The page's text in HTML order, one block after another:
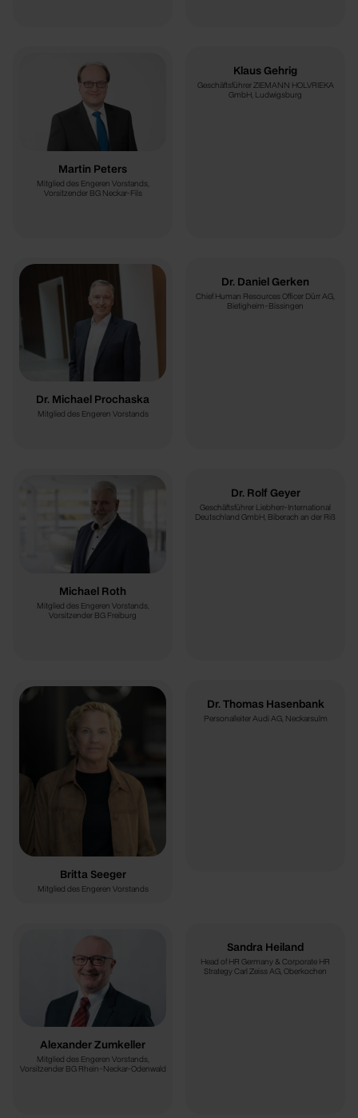
Martin Peters
Mitglied des Engeren Vorstands,
Vorsitzender BG Neckar-Fils
Klaus Gehrig
Geschäftsführer ZIEMANN HOLVRIEKA
GmbH, Ludwigsburg
Dr. Michael Prochaska
Mitglied des Engeren Vorstands
Dr. Daniel Gerken
Chief Human Resources Officer Dürr AG,
Bietigheim-Bissingen
Michael Roth
Mitglied des Engeren Vorstands,
Vorsitzender BG Freiburg
Dr. Rolf Geyer
Geschäftsführer Liebherr-International
Deutschland GmbH, Biberach an der Riß
Britta Seeger
Mitglied des Engeren Vorstands
Dr. Thomas Hasenbank
Personalleiter Audi AG, Neckarsulm
Alexander Zumkeller
Mitglied des Engeren Vorstands,
Vorsitzender BG Rhein-Neckar-Odenwald
Sandra Heiland
Head of HR Germany & Corporate HR
Strategy Carl Zeiss AG, Oberkochen